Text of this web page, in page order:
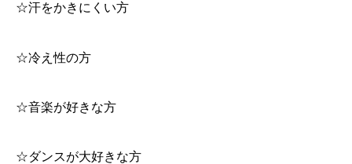
☆汗をかきにくい方
☆冷え性の方
☆音楽が好きな方
☆ダンスが大好きな方